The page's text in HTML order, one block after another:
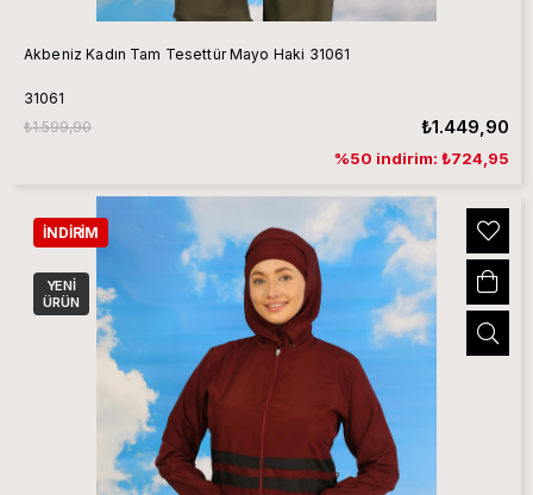
Akbeniz Kadın Tam Tesettür Mayo Haki 31061
31061
₺1.449,90
₺1.599,90
%50 indirim: ₺724,95
İNDIRIM
YENI
ÜRÜN